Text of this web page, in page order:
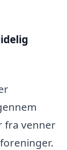
fra venner